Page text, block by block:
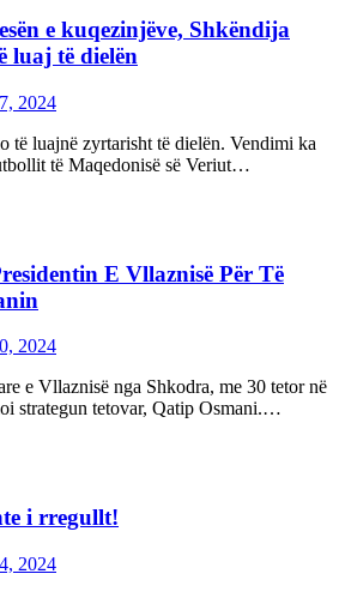
e kuqezinjëve, Shkëndija
luaj të dielën
2024
të luajnë zyrtarisht të dielën. Vendimi ka
të Maqedonisë së Veriut…
E Vllaznisë Për Të
2024
e Vllaznisë nga Shkodra, me 30 tetor në
strategun tetovar, Qatip Osmani.…
i rregullt!
2024